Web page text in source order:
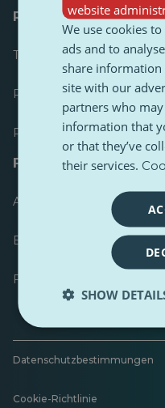
Ressourcen für
Toolkits
PulseZ Content Style
PulseZ Beitragsleitfaden
FAQs
Anfrage einreichen
Ein Problem melden
Feedback hinterlassen
Datenschutzbestimmungen
Cookie-Richtlinie
website
We use cookies
ads and to
share
site with our
partners who
information that
or that they’ve
their services.
SHOW